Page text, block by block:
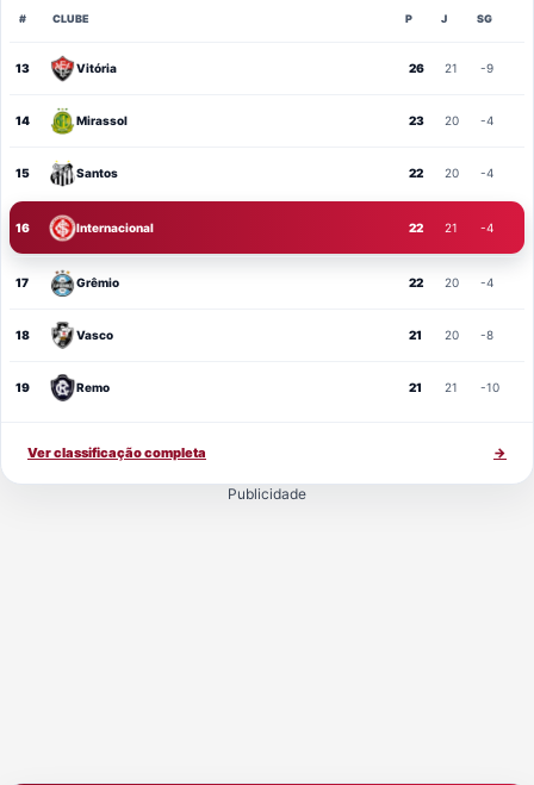
# CLUBE P J SG
13 Vitória 26 21 -9
14 Mirassol 23 20 -4
15 Santos 22 20 -4
16 Internacional 22 21 -4
17 Grêmio 22 20 -4
18 Vasco 21 20 -8
19 Remo 21 21 -10
Ver classificação completa →
Publicidade